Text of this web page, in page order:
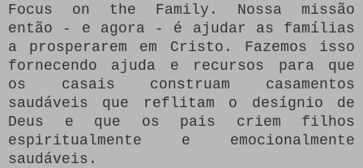
Focus on the Family.
Nossa missão
então - e agora - é ajudar as famílias
a prosperarem em Cristo.
Fazemos isso
fornecendo ajuda e recursos para que
os casais construam casamentos
saudáveis ​​que reflitam o desígnio de
Deus e que os pais criem filhos
espiritualmente e emocionalmente
saudáveis.